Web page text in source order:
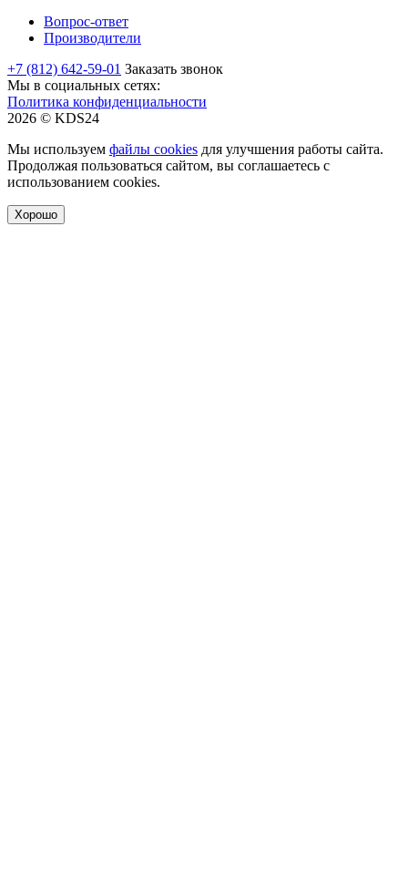
Вопрос-ответ
Производители
+7 (812) 642-59-01 Заказать звонок
Мы в социальных сетях:
Политика конфиденциальности
2026 © KDS24
Мы используем файлы cookies для улучшения работы сайта.
Продолжая пользоваться сайтом, вы соглашаетесь с
использованием cookies.
Хорошо